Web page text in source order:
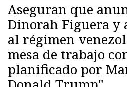
Aseguran que
Dinorah Figuera y
al régimen
mesa de trabajo
planificado por